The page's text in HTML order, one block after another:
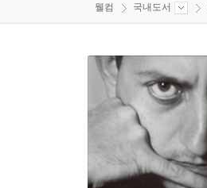
웰컴 국내도서